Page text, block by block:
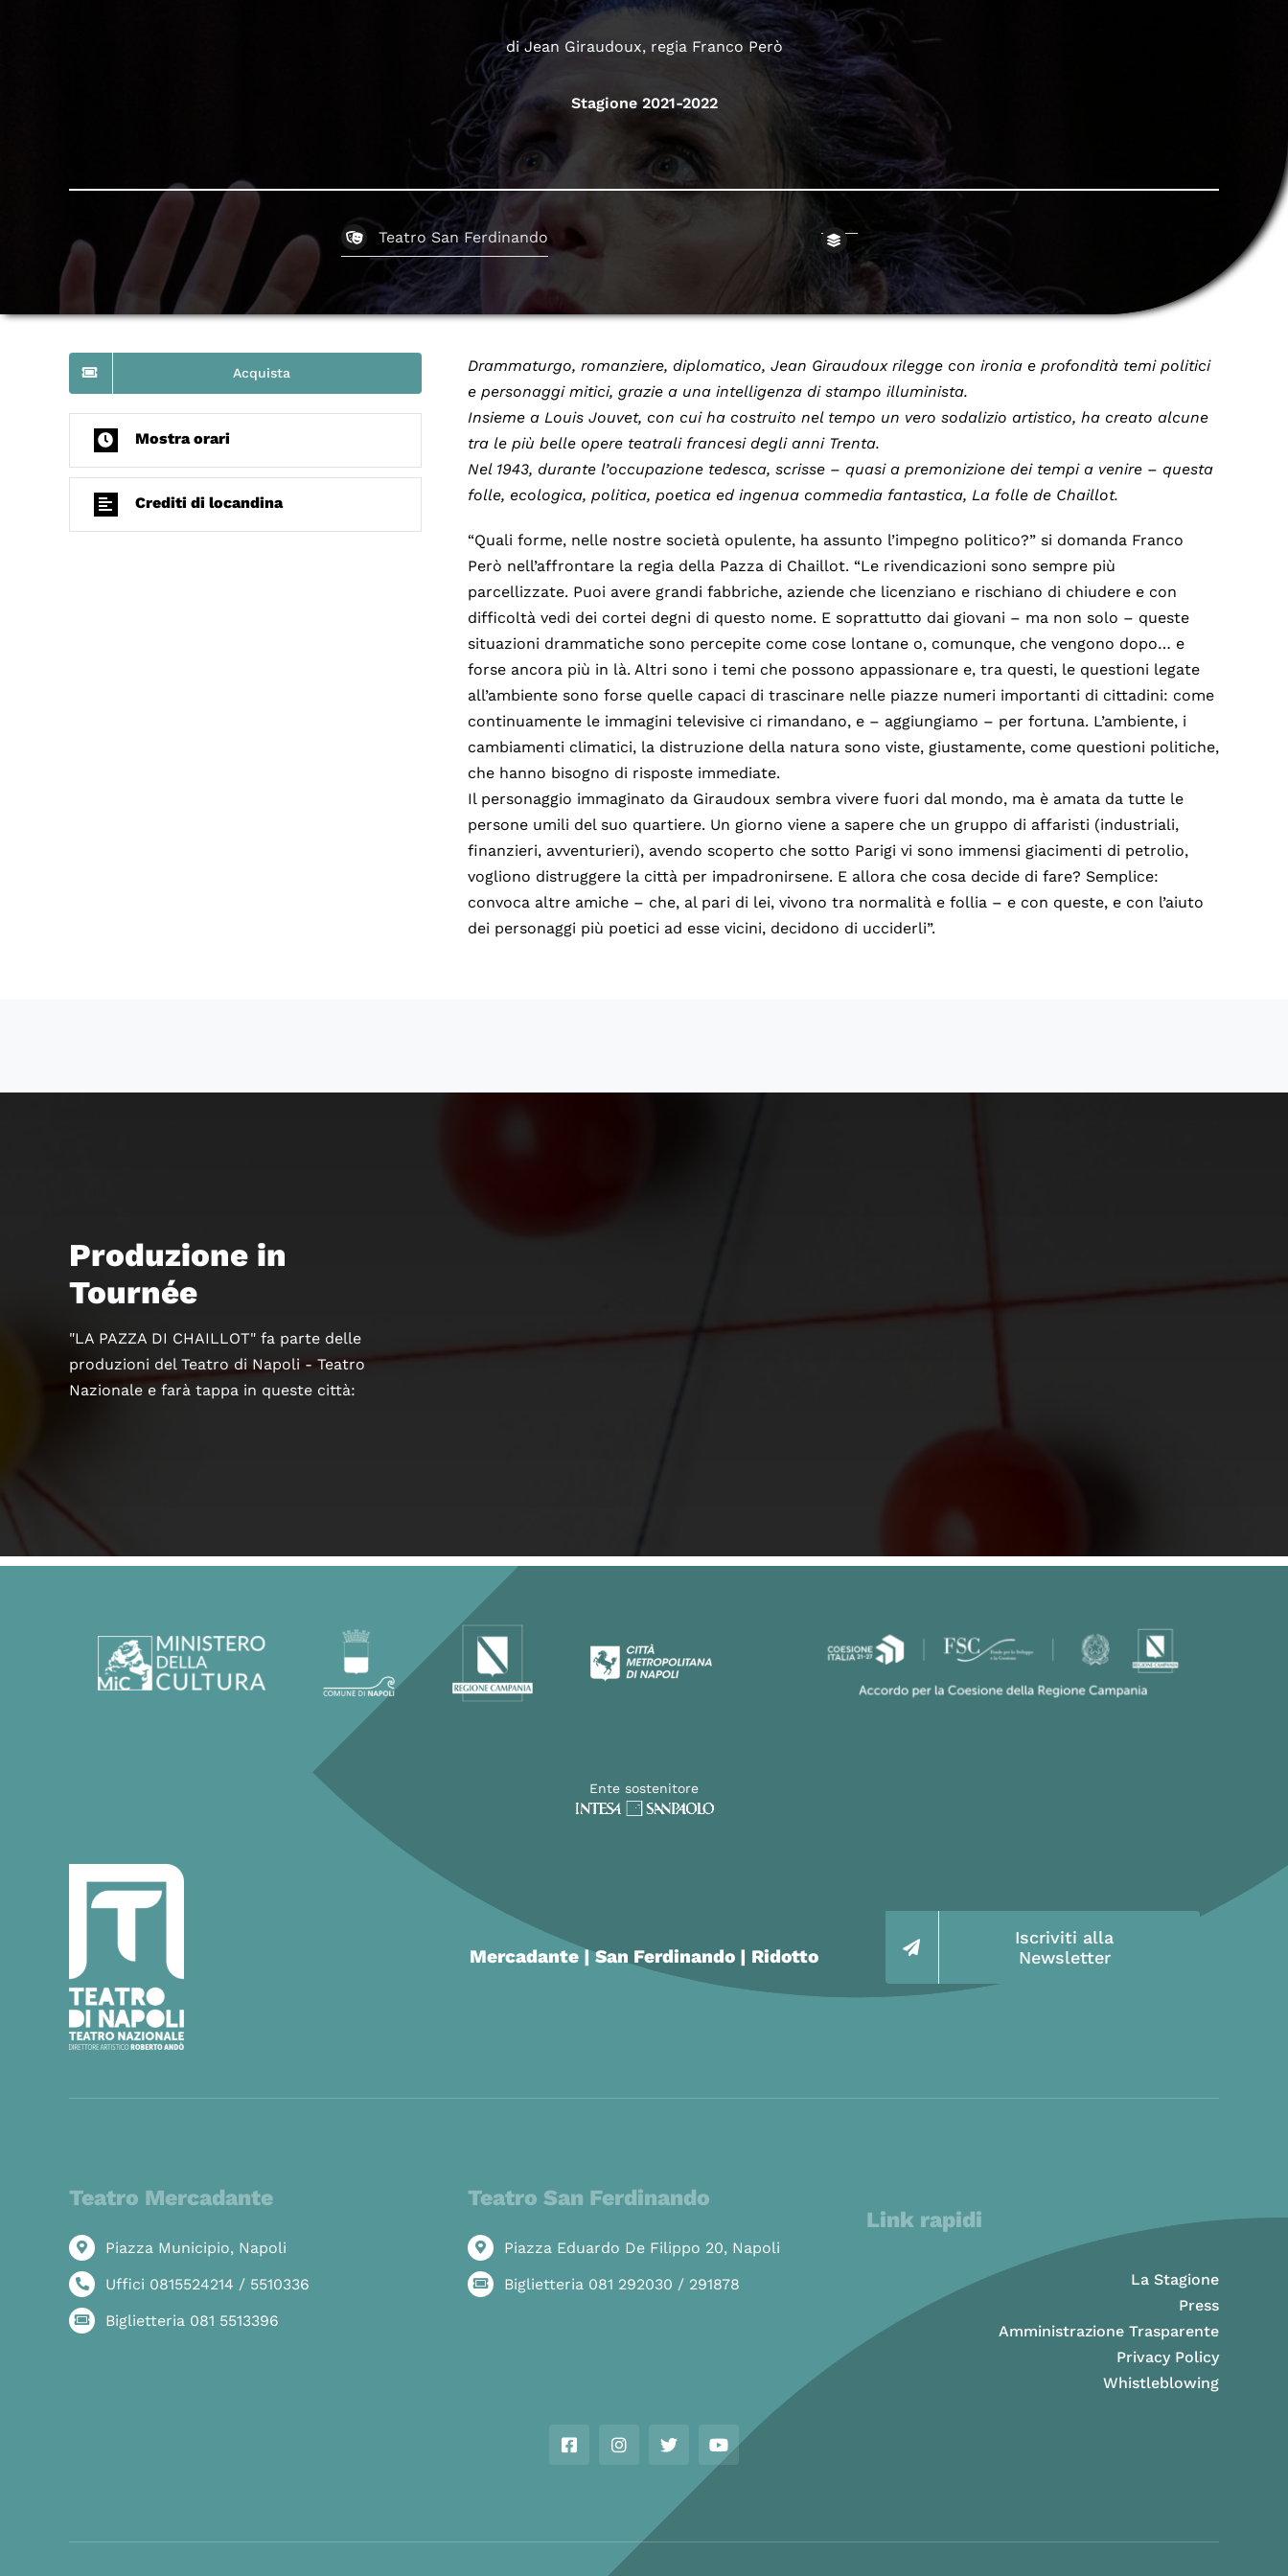
di Jean Giraudoux, regia Franco Però
Stagione 2021-2022
Teatro San Ferdinando
Acquista
Mostra orari
Crediti di locandina
Drammaturgo, romanziere, diplomatico, Jean Giraudoux rilegge con ironia e profondità temi politici
e personaggi mitici, grazie a una intelligenza di stampo illuminista.
Insieme a Louis Jouvet, con cui ha costruito nel tempo un vero sodalizio artistico, ha creato alcune
tra le più belle opere teatrali francesi degli anni Trenta.
Nel 1943, durante l’occupazione tedesca, scrisse – quasi a premonizione dei tempi a venire – questa
folle, ecologica, politica, poetica ed ingenua commedia fantastica, La folle de Chaillot.
“Quali forme, nelle nostre società opulente, ha assunto l’impegno politico?” si domanda Franco
Però nell’affrontare la regia della Pazza di Chaillot. “Le rivendicazioni sono sempre più
parcellizzate. Puoi avere grandi fabbriche, aziende che licenziano e rischiano di chiudere e con
difficoltà vedi dei cortei degni di questo nome. E soprattutto dai giovani – ma non solo – queste
situazioni drammatiche sono percepite come cose lontane o, comunque, che vengono dopo… e
forse ancora più in là. Altri sono i temi che possono appassionare e, tra questi, le questioni legate
all’ambiente sono forse quelle capaci di trascinare nelle piazze numeri importanti di cittadini: come
continuamente le immagini televisive ci rimandano, e – aggiungiamo – per fortuna. L’ambiente, i
cambiamenti climatici, la distruzione della natura sono viste, giustamente, come questioni politiche,
che hanno bisogno di risposte immediate.
Il personaggio immaginato da Giraudoux sembra vivere fuori dal mondo, ma è amata da tutte le
persone umili del suo quartiere. Un giorno viene a sapere che un gruppo di affaristi (industriali,
finanzieri, avventurieri), avendo scoperto che sotto Parigi vi sono immensi giacimenti di petrolio,
vogliono distruggere la città per impadronirsene. E allora che cosa decide di fare? Semplice:
convoca altre amiche – che, al pari di lei, vivono tra normalità e follia – e con queste, e con l’aiuto
dei personaggi più poetici ad esse vicini, decidono di ucciderli”.
Produzione in
Tournée
"LA PAZZA DI CHAILLOT" fa parte delle
produzioni del Teatro di Napoli - Teatro
Nazionale e farà tappa in queste città:
Ente sostenitore
Mercadante | San Ferdinando | Ridotto
Iscriviti alla
Newsletter
Teatro Mercadante
Piazza Municipio, Napoli
Uffici 0815524214 / 5510336
Biglietteria 081 5513396
Teatro San Ferdinando
Piazza Eduardo De Filippo 20, Napoli
Biglietteria 081 292030 / 291878
Link rapidi
La Stagione
Press
Amministrazione Trasparente
Privacy Policy
Whistleblowing